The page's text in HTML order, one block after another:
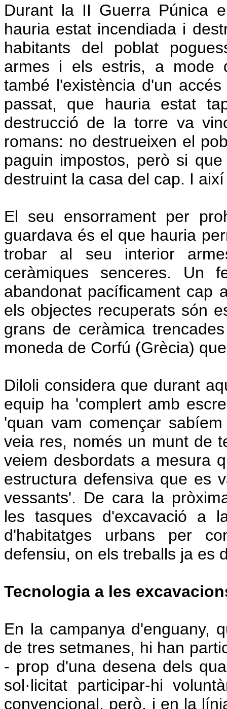
Durant la II Guerra Púnica
hauria estat incendiada i
habitants del poblat
armes i els estris, a mode
també l'existència d'un
passat, que hauria estat
destrucció de la torre va
romans: no destrueixen el
paguin impostos, però si
destruint la casa del cap. I
El seu ensorrament per
guardava és el que hauria
trobar al seu interior
ceràmiques senceres.
abandonat pacíficament cap
els objectes recuperats són
grans de ceràmica
moneda de Corfú (Grècia)
Diloli considera que durant
equip ha 'complert amb
'quan vam començar
veia res, només un munt de
veiem desbordats a mesura
estructura defensiva que es
vessants'. De cara la
les tasques d'excavació a
d'habitatges urbans per
defensiu, on els treballs ja es
Tecnologia a les
En la campanya d'enguany,
de tres setmanes, hi han
- prop d'una desena dels
sol·licitat participar-hi
convencional, però, i en la